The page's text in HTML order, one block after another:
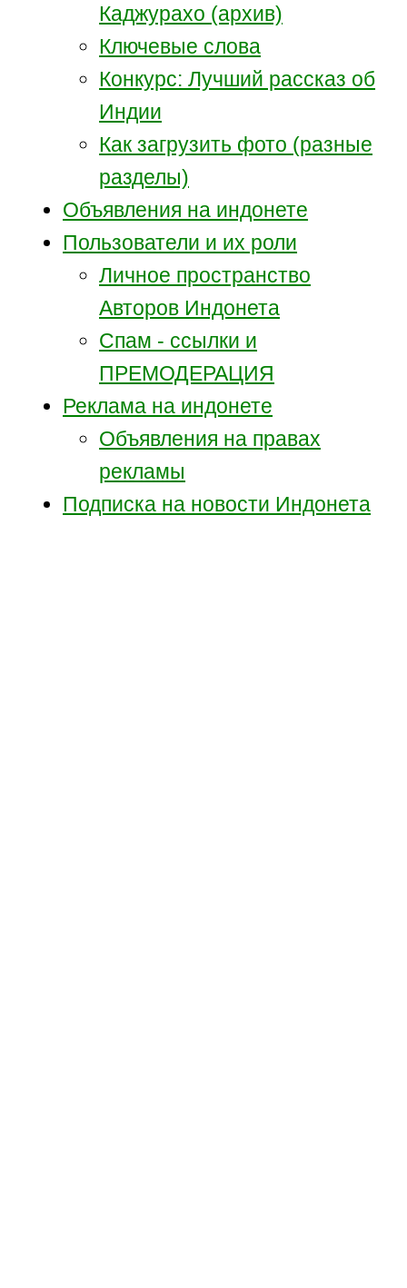
Каджурахо (архив)
Ключевые слова
Конкурс: Лучший рассказ об
Индии
Как загрузить фото (разные
разделы)
Объявления на индонете
Пользователи и их роли
Личное пространство
Авторов Индонета
Спам - ссылки и
ПРЕМОДЕРАЦИЯ
Реклама на индонете
Объявления на правах
рекламы
Подписка на новости Индонета